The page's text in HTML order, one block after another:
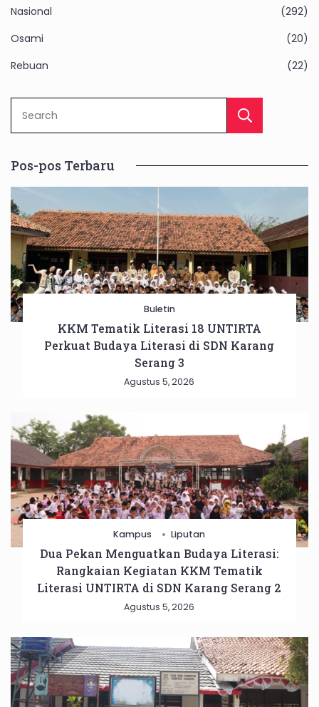
Nasional
(292)
Osami
(20)
Rebuan
(22)
Pos-pos Terbaru
Buletin
KKM Tematik Literasi 18 UNTIRTA
Perkuat Budaya Literasi di SDN Karang
Serang 3
Agustus 5, 2026
Kampus Liputan
Dua Pekan Menguatkan Budaya Literasi:
Rangkaian Kegiatan KKM Tematik
Literasi UNTIRTA di SDN Karang Serang 2
Agustus 5, 2026